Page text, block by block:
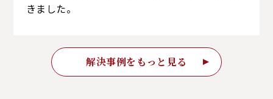
きました。
解決事例をもっと見る